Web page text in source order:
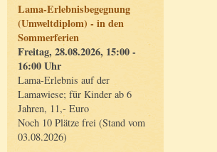
Lama-Erlebnisbegegnung
(Umweltdiplom) - in den
Sommerferien
Freitag, 28.08.2026, 15:00 -
16:00 Uhr
Lama-Erlebnis auf der
Lamawiese; für Kinder ab 6
Jahren, 11,- Euro
Noch 10 Plätze frei (Stand vom
03.08.2026)